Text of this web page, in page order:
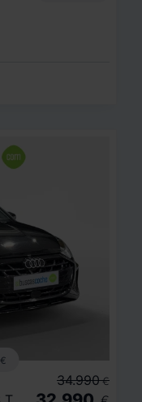
€
34.990 €